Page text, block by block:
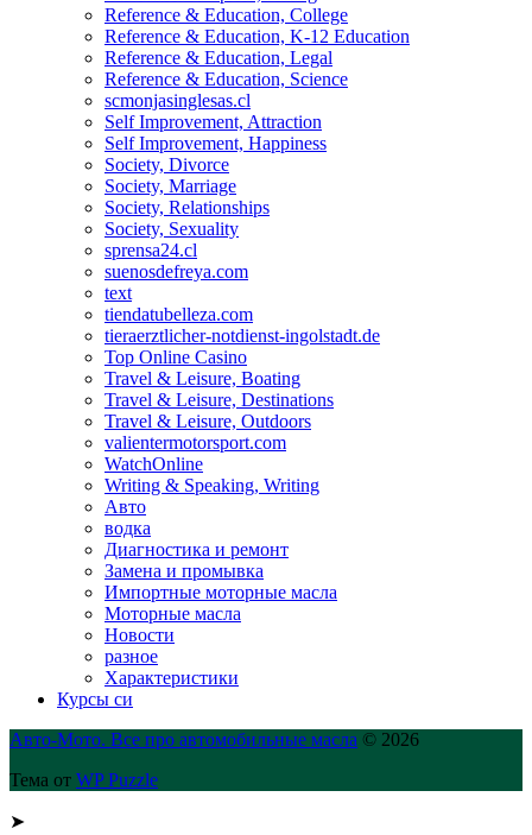
Reference & Education, College
Reference & Education, K-12 Education
Reference & Education, Legal
Reference & Education, Science
scmonjasinglesas.cl
Self Improvement, Attraction
Self Improvement, Happiness
Society, Divorce
Society, Marriage
Society, Relationships
Society, Sexuality
sprensa24.cl
suenosdefreya.com
text
tiendatubelleza.com
tieraerztlicher-notdienst-ingolstadt.de
Top Online Casino
Travel & Leisure, Boating
Travel & Leisure, Destinations
Travel & Leisure, Outdoors
valientermotorsport.com
WatchOnline
Writing & Speaking, Writing
Авто
водка
Диагностика и ремонт
Замена и промывка
Импортные моторные масла
Моторные масла
Новости
разное
Характеристики
Курсы си
Авто-Мото. Все про автомобильные масла © 2026
Тема от WP Puzzle
➤